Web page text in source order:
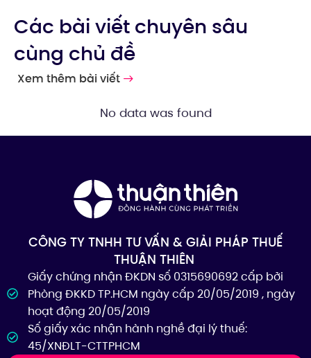
Các bài viết chuyên sâu
cùng chủ đề
Xem thêm bài viết
No data was found
CÔNG TY TNHH TƯ VẤN & GIẢI PHÁP THUẾ
THUẬN THIÊN
Giấy chứng nhận ĐKDN số 0315690692 cấp bởi
Phòng ĐKKD TP.HCM ngày cấp 20/05/2019 , ngày
hoạt động 20/05/2019
Số giấy xác nhận hành nghề đại lý thuế:
45/XNĐLT-CTTPHCM